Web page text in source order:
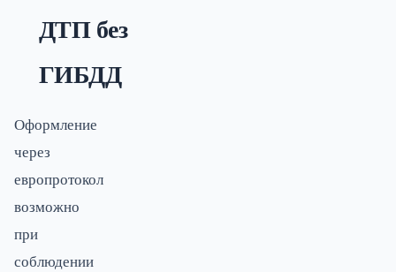
ДТП без
ГИБДД
Оформление
через
европротокол
возможно
при
соблюдении